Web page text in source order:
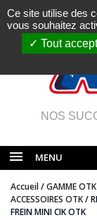
NOS
MENU
Accueil/GAMME OTK
ACCESSOIRES OTK/
FREIN MINI CIK OTK
Ce site utilise des
vous souhaitez
Tout